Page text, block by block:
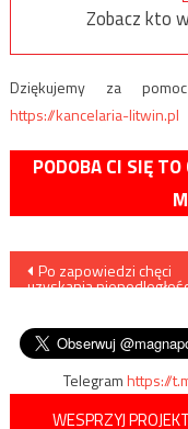
Zobacz kto
Dziękujemy za
https://kancelaria-litwin.pl
PODOBA CI SIĘ
Nawigacja
Po zapowiedzi chęci
uzyskania
Telegramhttps://
WESPRZYJ